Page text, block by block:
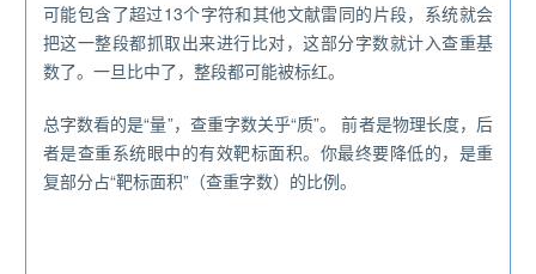
可能包含了超过13个字符和其他文献雷同的片段，系统就会
把这一整段都抓取出来进行比对，这部分字数就计入查重基
数了。一旦比中了，整段都可能被标红。
总字数看的是“量”，查重字数关乎“质”。 前者是物理长度，后
者是查重系统眼中的有效靶标面积。你最终要降低的，是重
复部分占“靶标面积”（查重字数）的比例。